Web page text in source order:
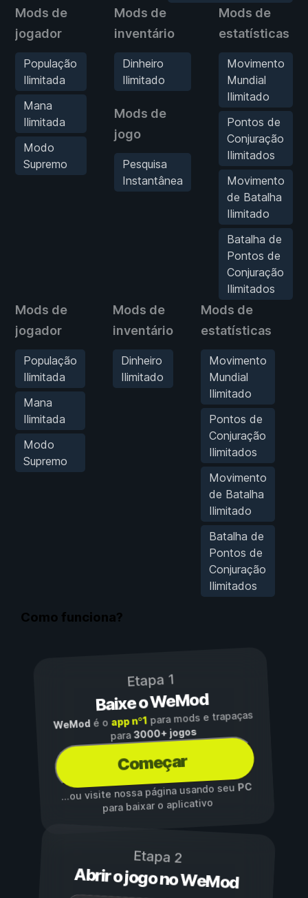
Mods de
jogador
População
Ilimitada
Mana
Ilimitada
Modo
Supremo
Mods de
inventário
Dinheiro
Ilimitado
Mods de
jogo
Pesquisa
Instantânea
Mods de
estatísticas
Movimento
Mundial
Ilimitado
Pontos de
Conjuração
Ilimitados
Movimento
de Batalha
Ilimitado
Batalha de
Pontos de
Conjuração
Ilimitados
Mods de
jogador
População
Ilimitada
Mana
Ilimitada
Modo
Supremo
Mods de
inventário
Dinheiro
Ilimitado
Mods de
estatísticas
Movimento
Mundial
Ilimitado
Pontos de
Conjuração
Ilimitados
Movimento
de Batalha
Ilimitado
Batalha de
Pontos de
Conjuração
Ilimitados
Como funciona?
Etapa 1
Baixe o WeMod
WeModé o app nº1para mods e trapaças
para3000+ jogos
Começar
...ou visite nossa página usando seuPC
para baixar o aplicativo
Etapa 2
Abrir o jogo no WeMod